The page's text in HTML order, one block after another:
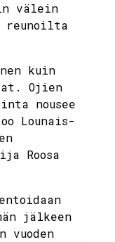
välein
kuin
Ojien
nousee
Lounais-
Roosa
jälkeen
vuoden